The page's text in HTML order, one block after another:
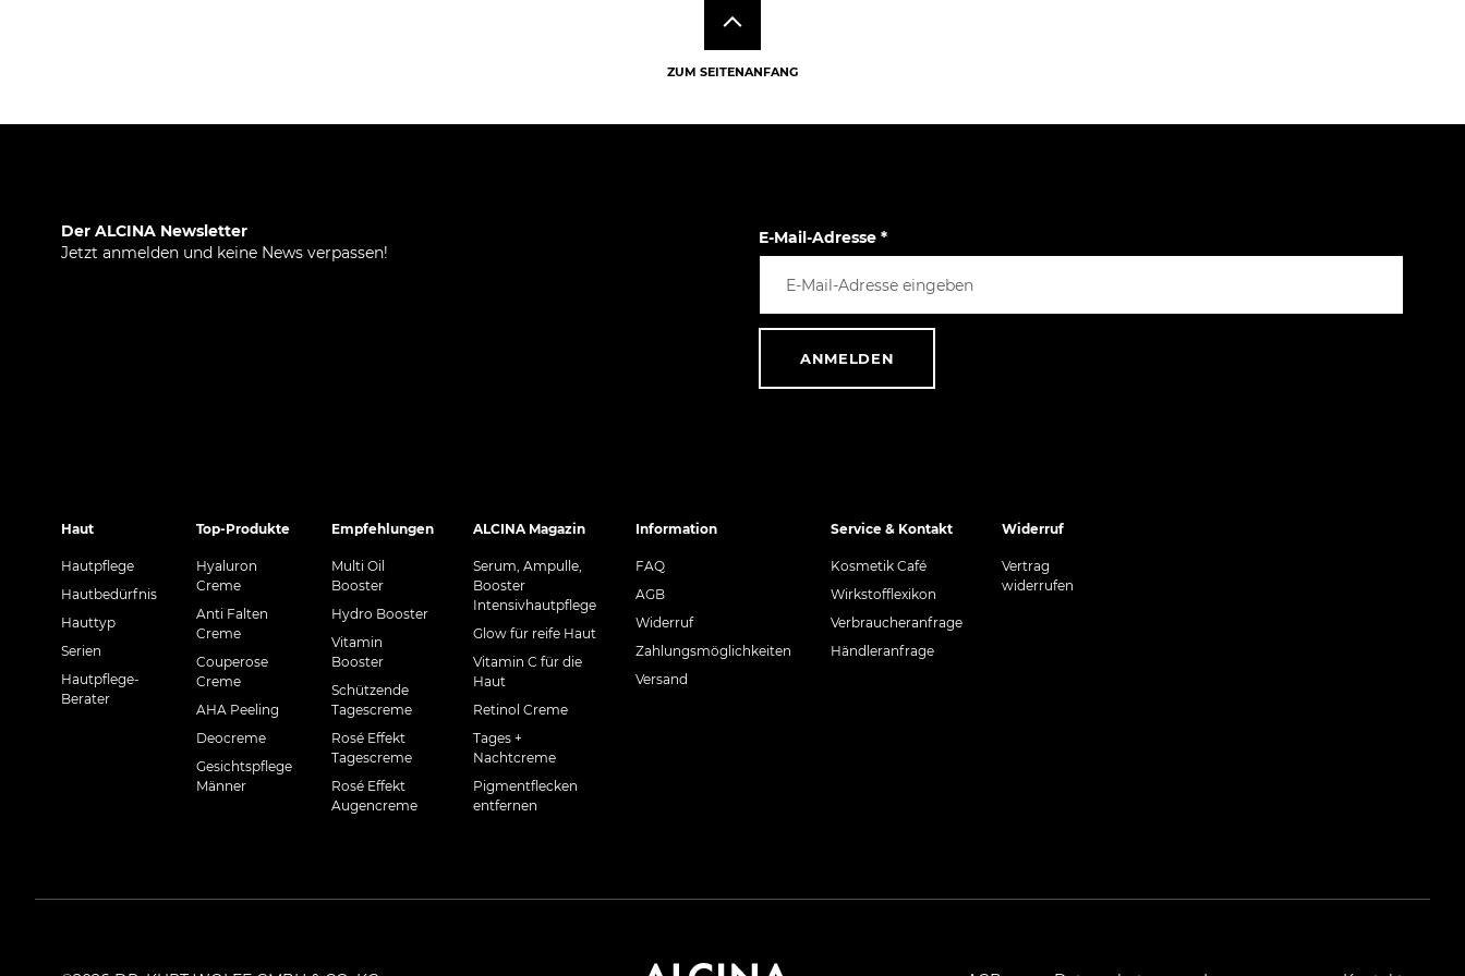
ZUM SEITENANFANG
Der ALCINA Newsletter
Jetzt anmelden und keine News verpassen!
E-Mail-Adresse *
ANMELDEN
Haut
Hautpflege
Hautbedürfnis
Hauttyp
Serien
Hautpflege-
Berater
Top-Produkte
Hyaluron
Creme
Anti Falten
Creme
Couperose
Creme
AHA Peeling
Deocreme
Gesichtspflege
Männer
Empfehlungen
Multi Oil
Booster
Hydro Booster
Vitamin
Booster
Schützende
Tagescreme
Rosé Effekt
Tagescreme
Rosé Effekt
Augencreme
ALCINA Magazin
Serum, Ampulle,
Booster
Intensivhautpflege
Glow für reife Haut
Vitamin C für die
Haut
Retinol Creme
Tages +
Nachtcreme
Pigmentflecken
entfernen
Information
FAQ
AGB
Widerruf
Zahlungsmöglichkeiten
Versand
Service & Kontakt
Kosmetik Café
Wirkstofflexikon
Verbraucheranfrage
Händleranfrage
Widerruf
Vertrag
widerrufen